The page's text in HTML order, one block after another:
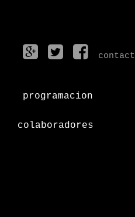
contact
programacion
colaboradores